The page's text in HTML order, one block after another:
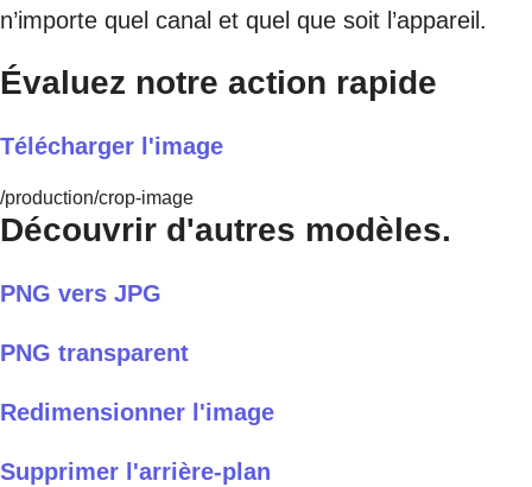
n’importe quel canal et quel que soit l’appareil.
Évaluez notre action rapide
Télécharger l'image
/production/crop-image
Découvrir d'autres modèles.
PNG vers JPG
PNG transparent
Redimensionner l'image
Supprimer l'arrière-plan